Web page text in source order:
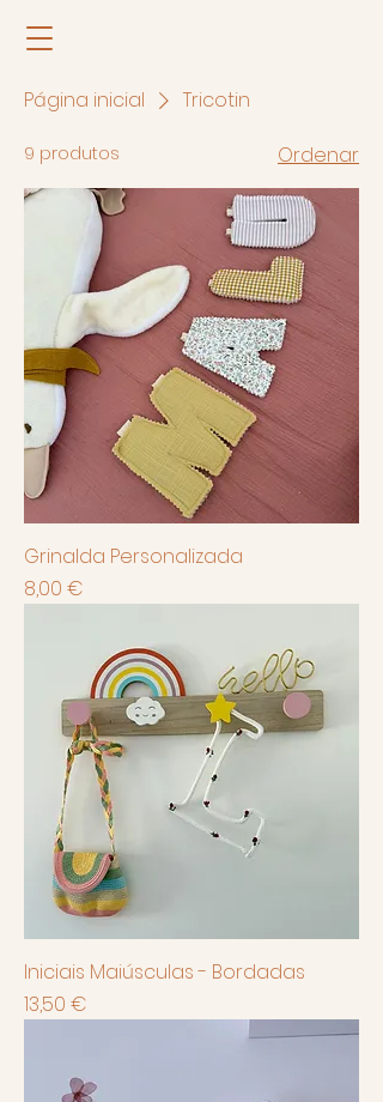
Página inicial Tricotin
9 produtos Ordenar
Grinalda Personalizada
Preço
8,00 €
Iniciais Maiúsculas - Bordadas
Preço
13,50 €